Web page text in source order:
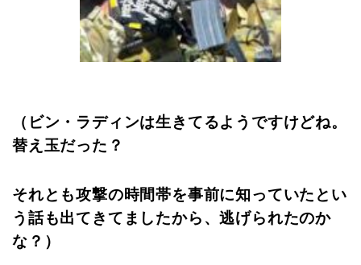
（ビン・ラディンは生きてるようですけどね。
替え玉だった？
それとも攻撃の時間帯を事前に知っていたとい
う話も出てきてましたから、逃げられたのか
な？）